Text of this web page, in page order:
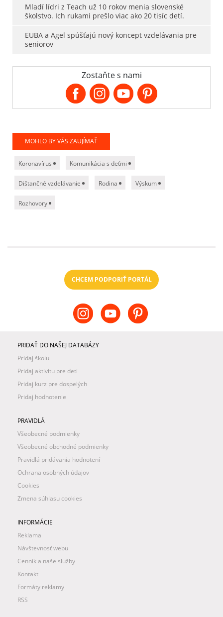
Mladí lídri z Teach už 10 rokov menia slovenské
školstvo. Ich rukami prešlo viac ako 20 tisíc detí.
EUBA a Agel spúšťajú nový koncept vzdelávania pre
seniorov
Zostaňte s nami
MOHLO BY VÁS ZAUJÍMAŤ
Koronavírus Komunikácia s deťmi
Dištančné vzdelávanie Rodina Výskum
Rozhovory
CHCEM PODPORIŤ PORTÁL
PRIDAŤ DO NAŠEJ DATABÁZY
Pridaj školu
Pridaj aktivitu pre deti
Pridaj kurz pre dospelých
Pridaj hodnotenie
PRAVIDLÁ
Všeobecné podmienky
Všeobecné obchodné podmienky
Pravidlá pridávania hodnotení
Ochrana osobných údajov
Cookies
Zmena súhlasu cookies
INFORMÁCIE
Reklama
Návštevnosť webu
Cenník a naše služby
Kontakt
Formáty reklamy
RSS